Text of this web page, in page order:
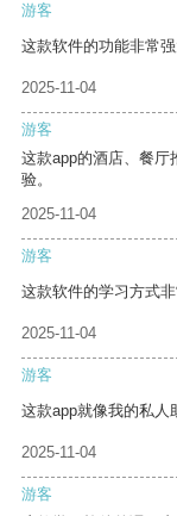
游客
这款软件的功能非常
2025-11-04
游客
这款app的酒店、餐厅
验。
2025-11-04
游客
这款软件的学习方式
2025-11-04
游客
这款app就像我的私人
2025-11-04
游客